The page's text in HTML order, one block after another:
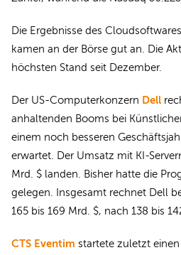
Die Ergebnisse des
kamen an der Börse gut an. Die
höchsten Stand seit Dezember.
Der US-Computerkonzern Dell
anhaltenden Booms bei
einem noch besseren
erwartet. Der Umsatz mit KI-
Mrd. $ landen. Bisher hatte die
gelegen. Insgesamt rechnet Dell
165 bis 169 Mrd. $, nach 138 bis
CTS Eventim startete zuletzt